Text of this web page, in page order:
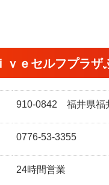
ｖｅセルフプラ
910-0842 福井県福
0776-53-3355
24時間営業